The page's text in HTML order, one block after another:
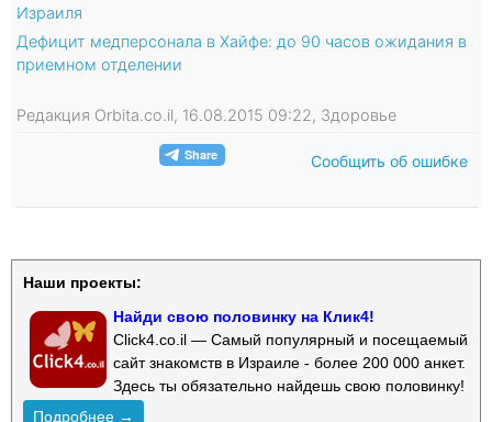
Израиля
Дефицит медперсонала в Хайфе: до 90 часов ожидания в
приемном отделении
Редакция Orbita.co.il, 16.08.2015 09:22, Здоровье
Сообщить об ошибке
Наши проекты:
Найди свою половинку на Клик4!
Click4.co.il — Самый популярный и посещаемый
сайт знакомств в Израиле - более 200 000 анкет.
Здесь ты обязательно найдешь свою половинку!
Подробнее →